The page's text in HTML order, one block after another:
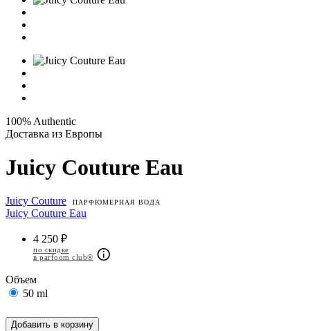
100% Authentic
Доставка из Европы
Juicy Couture Eau
Juicy Couture ПАРФЮМЕРНАЯ ВОДА
Juicy Couture Eau
4 250 ₽
по скидке
в parfoom club®
Объем
50 ml
Добавить в корзину